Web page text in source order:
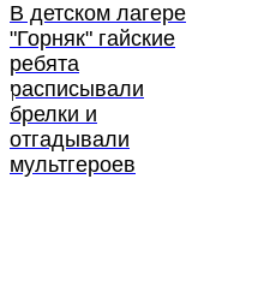
В детском лагере
"Горняк" гайские
ребята
расписывали
брелки и
отгадывали
мультгероев